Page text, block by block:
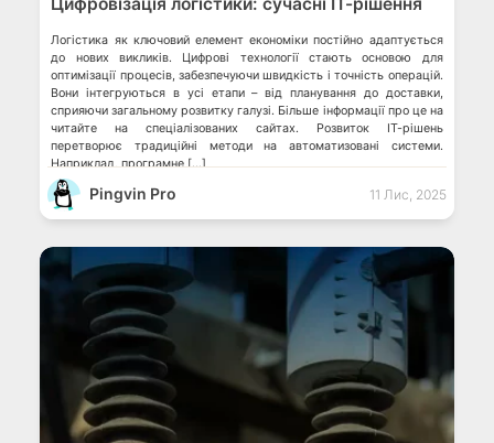
Цифровізація логістики: сучасні ІТ-рішення
Логістика як ключовий елемент економіки постійно адаптується
до нових викликів. Цифрові технології стають основою для
оптимізації процесів, забезпечуючи швидкість і точність операцій.
Вони інтегруються в усі етапи – від планування до доставки,
сприяючи загальному розвитку галузі. Більше інформації про це на
читайте на спеціалізованих сайтах. Розвиток ІТ-рішень
перетворює традиційні методи на автоматизовані системи.
Наприклад, програмне […]
Pingvin Pro 11 Лис, 2025